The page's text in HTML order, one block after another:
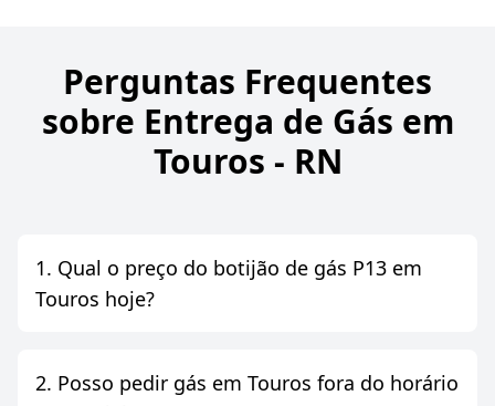
Perguntas Frequentes
sobre Entrega de Gás em
Touros - RN
1. Qual o preço do botijão de gás P13 em
Touros hoje?
2. Posso pedir gás em Touros fora do horário